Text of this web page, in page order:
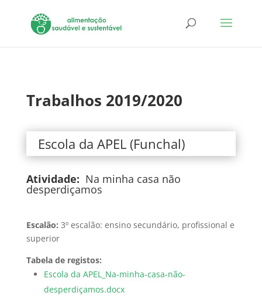
Trabalhos 2019/2020
Escola da APEL (Funchal)
Atividade: Na minha casa não
desperdiçamos
Escalão: 3º escalão: ensino secundário, profissional e
superior
Tabela de registos:
Escola da APEL_Na-minha-casa-não-
desperdiçamos.docx